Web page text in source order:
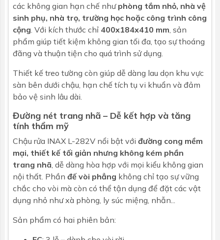
các không gian hạn chế như phòng tắm nhỏ, nhà vệ
sinh phụ, nhà trọ, trường học hoặc công trình công
cộng . Với kích thước chỉ 400x184x410 mm , sản
phẩm giúp tiết kiệm không gian tối đa, tạo sự thoáng
đãng và thuận tiện cho quá trình sử dụng.
Thiết kế treo tường còn giúp dễ dàng lau dọn khu vực
sàn bên dưới chậu, hạn chế tích tụ vi khuẩn và đảm
bảo vệ sinh lâu dài.
Đường nét trang nhã – Dễ kết hợp và tăng
tính thẩm mỹ
Chậu rửa INAX L-282V nổi bật với đường cong mềm
mại, thiết kế tối giản nhưng không kém phần
trang nhã , dễ dàng hòa hợp với mọi kiểu không gian
nội thất. Phần đế vòi phẳng không chỉ tạo sự vững
chắc cho vòi mà còn có thể tận dụng để đặt các vật
dụng nhỏ như xà phòng, ly súc miệng, nhẫn...
Sản phẩm có hai phiên bản: